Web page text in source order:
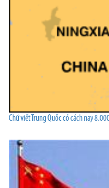
Chữ viết Trung Quốc có cách nay